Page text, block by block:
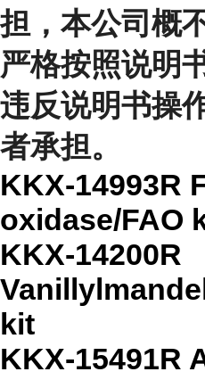
担，本公司概
严格按照说明
违反说明书操
者承担。
KKX-14993R
oxidase/FAO
KKX-14200R
kit
KKX-15491R